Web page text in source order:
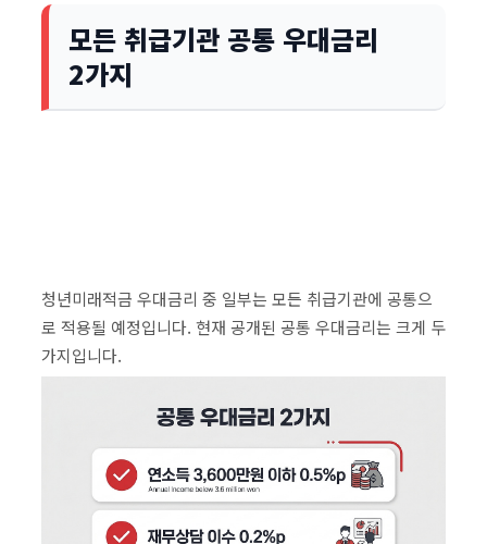
모든 취급기관 공통 우대금리
2가지
청년미래적금 우대금리 중 일부는 모든 취급기관에 공통으
로 적용될 예정입니다. 현재 공개된 공통 우대금리는 크게 두
가지입니다.